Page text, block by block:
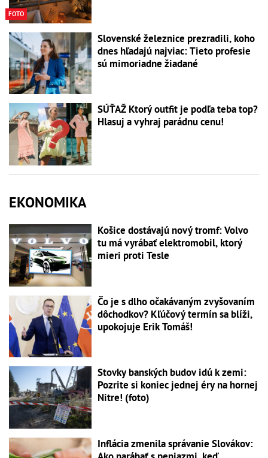
FOTO
Slovenské železnice prezradili, koho
dnes hľadajú najviac: Tieto profesie
sú mimoriadne žiadané
SÚŤAŽ Ktorý outfit je podľa teba top?
Hlasuj a vyhraj parádnu cenu!
EKONOMIKA
Košice dostávajú nový tromf: Volvo
tu má vyrábať elektromobil, ktorý
mieri proti Tesle
Čo je s dlho očakávaným zvyšovaním
dôchodkov? Kľúčový termín sa blíži,
upokojuje Erik Tomáš!
Stovky banských budov idú k zemi:
Pozrite si koniec jednej éry na hornej
Nitre! (foto)
Inflácia zmenila správanie Slovákov: